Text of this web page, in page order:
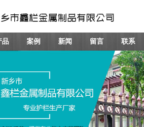
品 案例 新闻 留言 联系